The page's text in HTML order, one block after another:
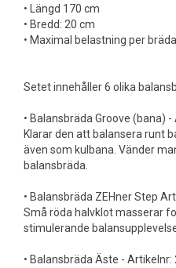
• Längd 170 cm
• Bredd: 20 cm
• Maximal belastning per
Setet innehåller 6 olika
• Balansbräda Groove (bana)
Klarar den att balansera runt
även som kulbana. Vänder
balansbräda.
• Balansbräda ZEHner Step
Små röda halvklot masserar
stimulerande
• Balansbräda Äste - Artikelnr: